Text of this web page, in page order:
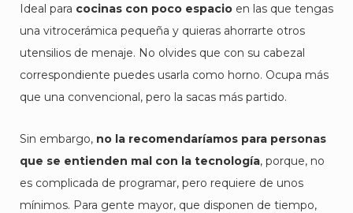
Ideal para cocinas con poco espacio en las que tengas
una vitrocerámica pequeña y quieras ahorrarte otros
utensilios de menaje. No olvides que con su cabezal
correspondiente puedes usarla como horno. Ocupa más
que una convencional, pero la sacas más partido.
Sin embargo, no la recomendaríamos para personas
que se entienden mal con la tecnología, porque, no
es complicada de programar, pero requiere de unos
mínimos. Para gente mayor, que disponen de tiempo,